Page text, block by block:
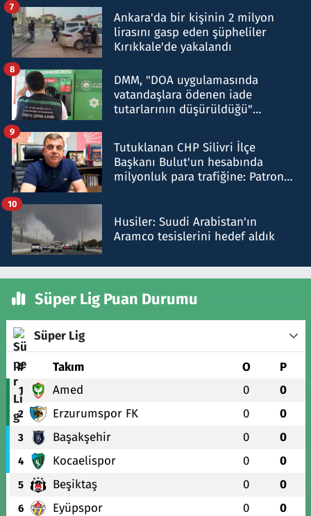
Ankara'da bir kişinin 2 milyon
lirasını gasp eden şüpheliler
Kırıkkale'de yakalandı
7
DMM, "DOA uygulamasında
vatandaşlara ödenen iade
tutarlarının düşürüldüğü"
8
Tutuklanan CHP Silivri İlçe
Başkanı Bulut'un hesabında
milyonluk para trafiğine: Patron
9
Husiler: Suudi Arabistan'ın
Aramco tesislerini hedef aldık
10
Süper Lig Puan Durumu
Süper Lig
# Takım O P
1 Amed 0 0
2 Erzurumspor FK 0 0
3 Başakşehir 0 0
4 Kocaelispor 0 0
5 Beşiktaş 0 0
6 Eyüpspor 0 0